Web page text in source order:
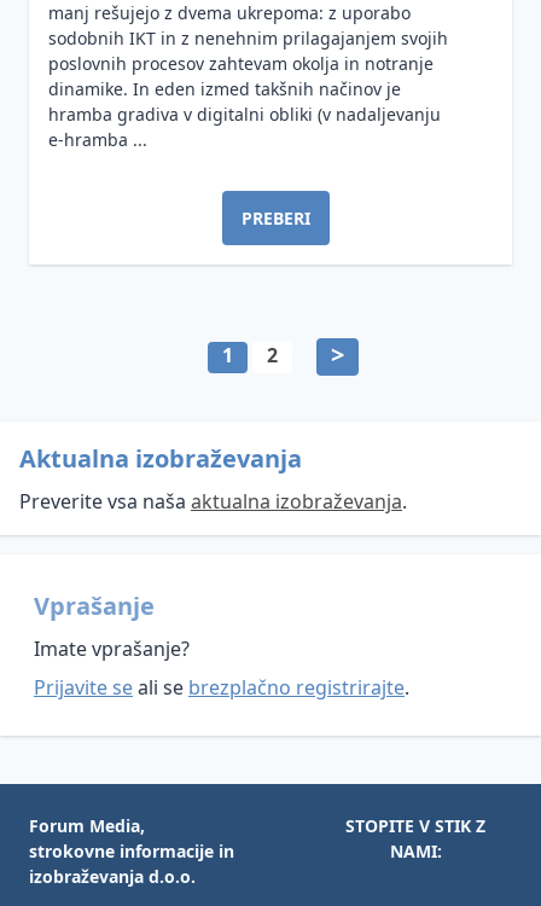
manj rešujejo z dvema ukrepoma: z uporabo
sodobnih IKT in z nenehnim prilagajanjem svojih
poslovnih procesov zahtevam okolja in notranje
dinamike. In eden izmed takšnih načinov je
hramba gradiva v digitalni obliki (v nadaljevanju
e-hramba ...
PREBERI
1 2 >
Aktualna izobraževanja
Preverite vsa naša aktualna izobraževanja.
Vprašanje
Imate vprašanje?
Prijavite seali se brezplačno registrirajte.
Forum Media,
strokovne informacije in
izobraževanja d.o.o.
STOPITE V STIK Z
NAMI: